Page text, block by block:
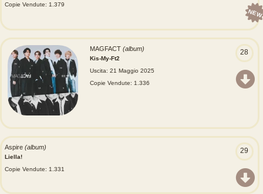
NEW
Copie Vendute: 1.379
28
MAGFACT (album)
Kis-My-Ft2
Uscita: 21 Maggio 2025
Copie Vendute: 1.336
29
Aspire (album)
Liella!
Copie Vendute: 1.331